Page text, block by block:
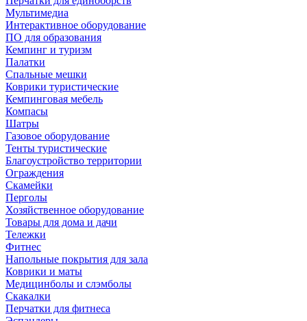
Мультимедиа
Интерактивное оборудование
ПО для образования
Кемпинг и туризм
Палатки
Спальные мешки
Коврики туристические
Кемпинговая мебель
Компасы
Шатры
Газовое оборудование
Тенты туристические
Благоустройство территории
Ограждения
Скамейки
Перголы
Хозяйственное оборудование
Товары для дома и дачи
Тележки
Фитнес
Напольные покрытия для зала
Коврики и маты
Медицинболы и слэмболы
Скакалки
Перчатки для фитнеса